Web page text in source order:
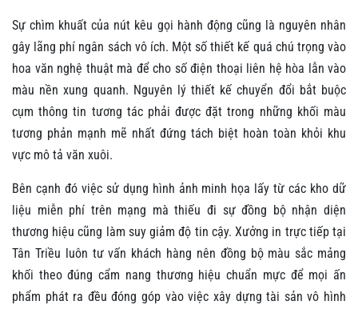
Sự chìm khuất của nút kêu gọi hành động cũng là nguyên nhân
gây lãng phí ngân sách vô ích. Một số thiết kế quá chú trọng vào
hoa văn nghệ thuật mà để cho số điện thoại liên hệ hòa lẫn vào
màu nền xung quanh. Nguyên lý thiết kế chuyển đổi bắt buộc
cụm thông tin tương tác phải được đặt trong những khối màu
tương phản mạnh mẽ nhất đứng tách biệt hoàn toàn khỏi khu
vực mô tả văn xuôi.
Bên cạnh đó việc sử dụng hình ảnh minh họa lấy từ các kho dữ
liệu miễn phí trên mạng mà thiếu đi sự đồng bộ nhận diện
thương hiệu cũng làm suy giảm độ tin cậy. Xưởng in trực tiếp tại
Tân Triều luôn tư vấn khách hàng nên đồng bộ màu sắc mảng
khối theo đúng cẩm nang thương hiệu chuẩn mực để mọi ấn
phẩm phát ra đều đóng góp vào việc xây dựng tài sản vô hình